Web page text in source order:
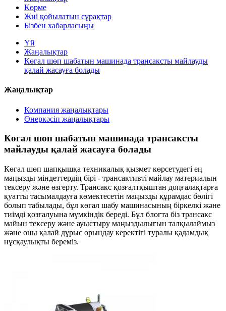
Көрме
Жиі қойылатын сұрақтар
Бізбен хабарласыңы
Үй
Жаңалықтар
Көгал шөп шабатын машинада трансаксты майлауды
қалай жасауға болады
Жаңалықтар
Компания жаңалықтары
Өнеркәсіп жаңалықтары
Көгал шөп шабатын машинада трансаксты
майлауды қалай жасауға болады
Көгал шөп шапқышқа техникалық қызмет көрсетудегі ең
маңызды міндеттердің бірі - трансактивті майлау материалын
тексеру және өзгерту. Трансакс қозғалтқыштан доңғалақтарға
қуатты тасымалдауға көмектесетін маңызды құрамдас бөлігі
болып табылады, бұл көгал шабу машинасының біркелкі және
тиімді қозғалуына мүмкіндік береді. Бұл блогта біз трансакс
майын тексеру және ауыстыру маңыздылығын талқылаймыз
және оны қалай дұрыс орындау керектігі туралы қадамдық
нұсқаулықты береміз.